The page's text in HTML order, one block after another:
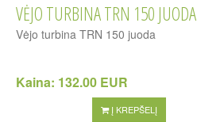
VĖJO TURBINA TRN 150 JUODA
Vėjo turbina TRN 150 juoda
Kaina: 132.00 EUR
Į KREPŠELĮ